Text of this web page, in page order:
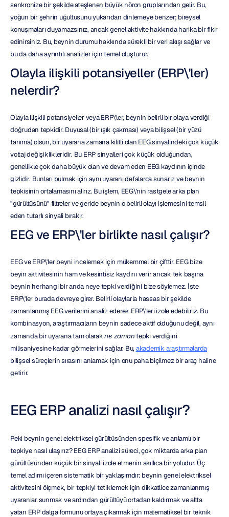
senkronize bir şekilde ateşlenen büyük nöron gruplarından gelir. Bu,
yoğun bir şehrin uğultusunu yukarıdan dinlemeye benzer; bireysel
konuşmaları duyamazsınız, ancak genel aktivite hakkında harika bir fikir
edinirsiniz. Bu, beynin durumu hakkında sürekli bir veri akışı sağlar ve
bu da daha ayrıntılı analizler için temel oluşturur.
Olayla ilişkili potansiyeller (ERP\'ler)
nelerdir?
Olayla ilişkili potansiyeller veya ERP\'ler, beynin belirli bir olaya verdiği
doğrudan tepkidir. Duyusal (bir ışık çakması) veya bilişsel (bir yüzü
tanıma) olsun, bir uyarana zamana kilitli olan EEG sinyalindeki çok küçük
voltaj değişiklikleridir. Bu ERP sinyalleri çok küçük olduğundan,
genellikle çok daha büyük olan ve devam eden EEG kaydının içinde
gizlidir. Bunları bulmak için aynı uyaranı defalarca sunarız ve beynin
tepkisinin ortalamasını alırız. Bu işlem, EEG\'nin rastgele arka plan
"gürültüsünü" filtreler ve geride beynin o belirli olayı işlemesini temsil
eden tutarlı sinyali bırakır.
EEG ve ERP\'ler birlikte nasıl çalışır?
EEG ve ERP\'ler beyni incelemek için mükemmel bir çifttir. EEG bize
beyin aktivitesinin ham ve kesintisiz kaydını verir ancak tek başına
beynin herhangi bir anda neye tepki verdiğini bize söylemez. İşte
ERP\'ler burada devreye girer. Belirli olaylarla hassas bir şekilde
zamanlanmış EEG verilerini analiz ederek ERP\'leri izole edebiliriz. Bu
kombinasyon, araştırmacıların beynin sadece aktif olduğunu değil, aynı
zamanda bir uyarana tam olarak ne zaman tepki verdiğini
milisaniyesine kadar görmelerini sağlar. Bu, akademik araştırmalarda
bilişsel süreçlerin sırasını anlamak için onu paha biçilmez bir araç haline
getirir.
EEG ERP analizi nasıl çalışır?
Peki beynin genel elektriksel gürültüsünden spesifik ve anlamlı bir
tepkiye nasıl ulaşırız? EEG ERP analizi süreci, çok miktarda arka plan
gürültüsünden küçük bir sinyali izole etmenin akıllıca bir yoludur. Üç
temel adımı içeren sistematik bir yaklaşımdır: beynin genel elektriksel
aktivitesini ölçmek, bir tepkiyi tetiklemek için dikkatlice zamanlanmış
uyaranlar sunmak ve ardından gürültüyü ortadan kaldırmak ve altta
yatan ERP dalga formunu ortaya çıkarmak için matematiksel bir teknik